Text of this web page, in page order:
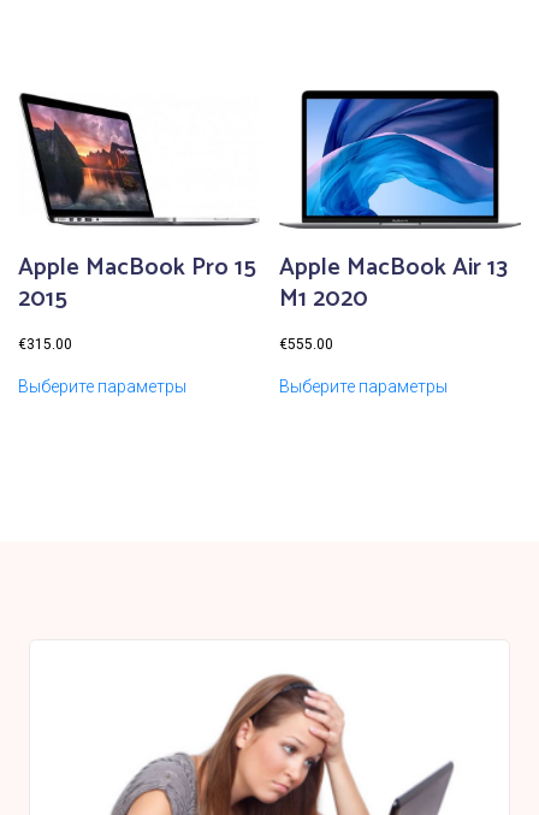
Apple MacBook Pro 15
2015
€315.00
Выберите параметры
Apple MacBook Air 13
M1 2020
€555.00
Выберите параметры